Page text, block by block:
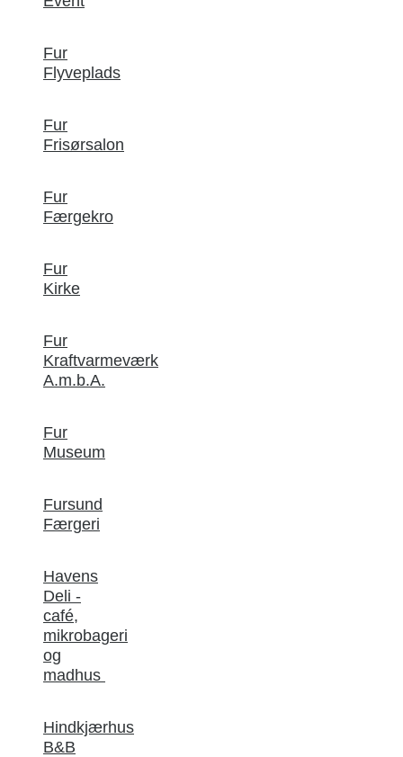
Fur
Flyveplads
Fur
Frisørsalon
Fur
Færgekro
Fur
Kirke
Fur
Kraftvarmeværk
A.m.b.A.
Fur
Museum
Fursund
Færgeri
Havens
Deli -
café,
mikrobageri
og
madhus
Hindkjærhus
B&B